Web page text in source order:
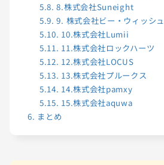
5.8. 8.株式会社Suneight
5.9. 9. 株式会社ビー・ウィッシュ
5.10. 10.株式会社Lumii
5.11. 11.株式会社ロックハーツ
5.12. 12.株式会社LOCUS
5.13. 13.株式会社プルークス
5.14. 14.株式会社pamxy
5.15. 15.株式会社aquwa
6. まとめ